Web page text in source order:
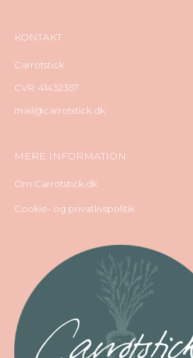
KONTAKT
Carrotstick
CVR: 41432357
mail@carrotstick.dk
MERE INFORMATION
Om Carrotstick.dk
Cookie- og privatlivspolitik